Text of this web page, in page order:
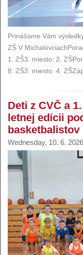
Prinášame Vám
ZŠ V
1. ZŠ3. miesto: 2.
8. ZŠ3. miesto 4.
Deti z CVČ a
letnej edícii
basketbalistov
Wednesday, 10. 6.